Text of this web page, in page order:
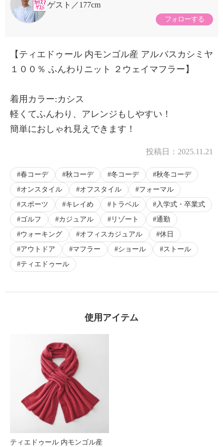
ゲスト
177cm
フォローする
【ティエドゥール 内モンゴル産 アルバスカシミヤ
１００％ ふんわりニット ２ウェイマフラー】
着用カラー:カシス
軽くてふんわり、アレンジもしやすい！
簡単におしゃれ見えできます！
投稿日： 2025.11.21
春コーデ 秋コーデ 冬コーデ
秋冬コーデ
オンスタイル
オフスタイル
フォーマル
スポーツ
キレイめ トラベル
入学式・卒業式
ゴルフ
カジュアル リゾート
通勤
ウォーキング
オフィスカジュアル
休日
アウトドア
マフラー ショール
ストール
ティエドゥール
使用アイテム
ティエドゥール 内モンゴル産